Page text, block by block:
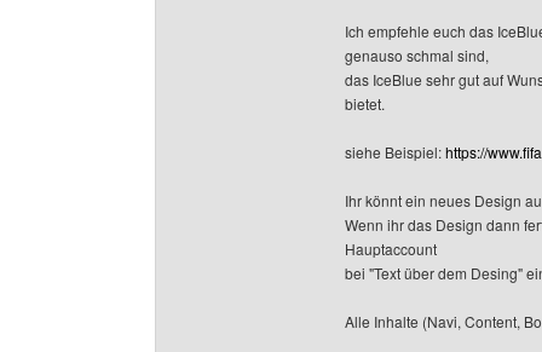
Ich empfehle euch das
genauso schmal sind,
das IceBlue sehr gut auf
bietet.
siehe Beispiel:https://
Ihr könnt ein neues Design
Wenn ihr das Design dann
Hauptaccount
bei "Text über dem Desing"
Alle Inhalte (Navi, Content,